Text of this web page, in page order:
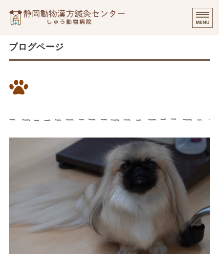
ご挨拶
診察について
ブログページ